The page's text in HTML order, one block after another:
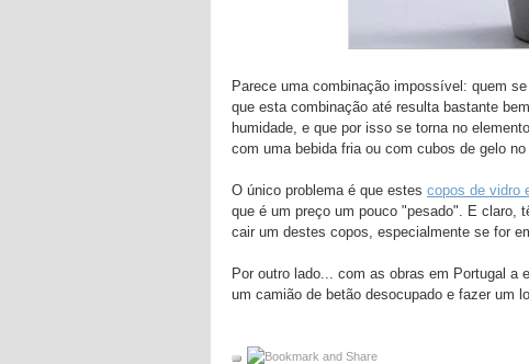
Parece uma combinação impossível: quem
que esta combinação até resulta bastante
humidade, e que por isso se torna no
com uma bebida fria ou com cubos de gelo no
O único problema é que estes copos de vidro
que é um preço um pouco "pesado". E claro,
cair um destes copos, especialmente se for
Por outro lado... com as obras em Portugal
um camião de betão desocupado e fazer um